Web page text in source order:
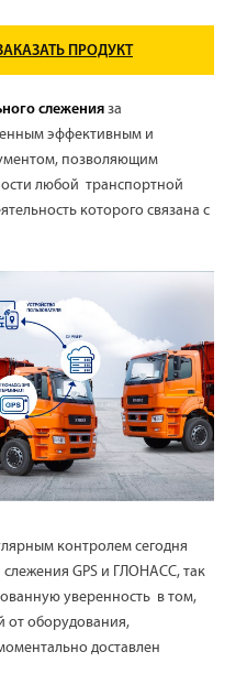
ПРОДУКТ
слеженияза
эффективным и
позволяющим
любой транспортной
которого связана с
контролем сегодня
слежения GPS и ГЛОНАСС, так
уверенность в том,
от оборудования,
доставлен